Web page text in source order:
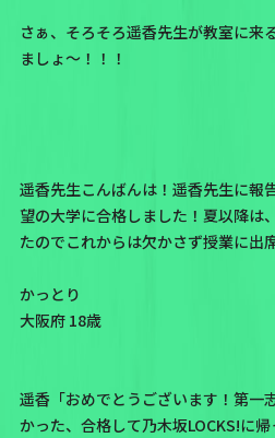
さぁ、そろそろ遥香先生が教室に来
ましょ〜！！！
遥香先生こんばんは！遥香先生に報
望の大学に合格しました！夏以降は
たのでこれからは欠かさず授業に出
かっとり
大阪府 18歳
遥香「おめでとうございます！第一
かった、合格して乃木坂LOCKS!に